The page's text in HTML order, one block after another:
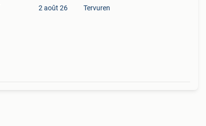
2 août 26 Tervuren